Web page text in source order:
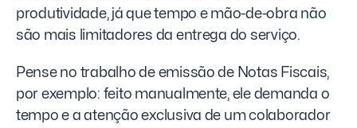
produtividade, já que tempo e mão-de-obra não
são mais limitadores da entrega do serviço.
Pense no trabalho de emissão de Notas Fiscais,
por exemplo: feito manualmente, ele demanda o
tempo e a atenção exclusiva de um colaborador